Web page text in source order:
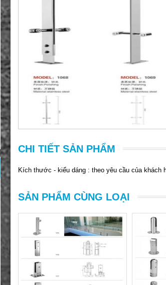
CHI TIẾT SẢN PHẨM
Kích thước - kiểu dáng : theo yêu cầu của khách
SẢN PHẨM CÙNG LOẠI